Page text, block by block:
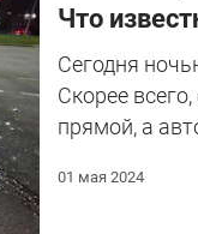
Что
Сегодня
Скорее
прямой, а
01 мая 2024